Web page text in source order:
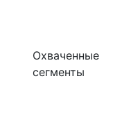
Охваченные
сегменты